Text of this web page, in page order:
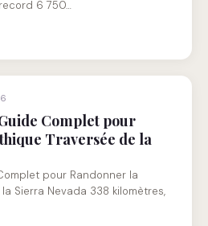
6 750…
Complet pour
Traversée de la
pour Randonner la
Sierra Nevada 338 kilomètres,